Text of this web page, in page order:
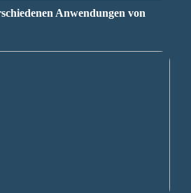
Anwendungen von